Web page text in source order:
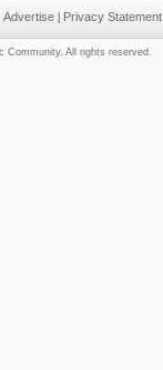
Advertise | Privacy Statement
Community. All rights reserved.